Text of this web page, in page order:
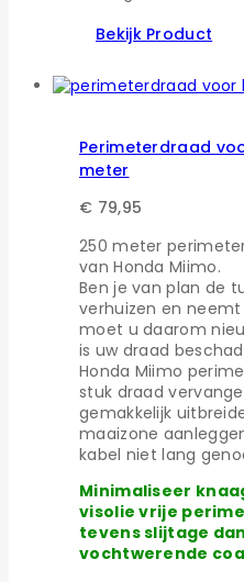
Bekijk Product
Perimeterdraad
meter
€ 79,95
250 meter
van Honda Miimo.
Ben je van plan de
verhuizen en
moet u daarom
is uw draad
Honda Miimo
stuk draad
gemakkelijk
maaizone
kabel niet lang
Minimaliseer
visolie vrije
tevens slijtage
vochtwerende